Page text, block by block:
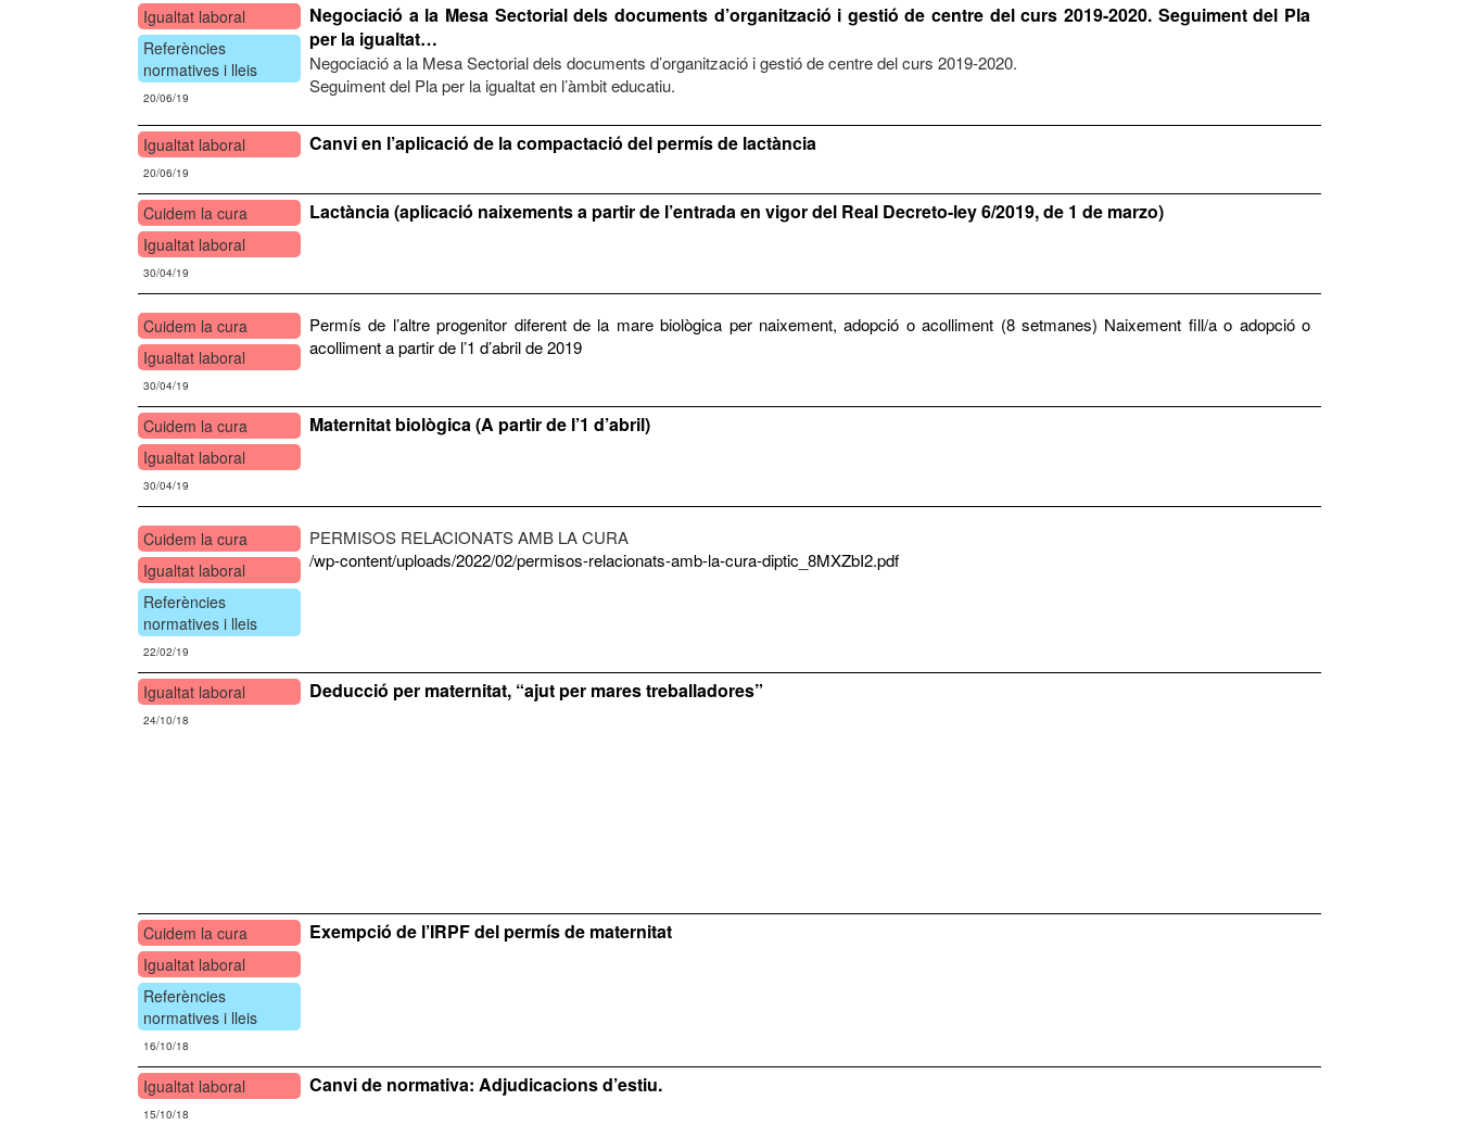
Igualtat laboral
Referències
normatives i lleis
20/06/19
Negociació a la Mesa Sectorial dels documents d’organització i gestió de centre del curs 2019-2020. Seguiment del Pla
per la igualtat…
Negociació a la Mesa Sectorial dels documents d’organització i gestió de centre del curs 2019-2020.
Seguiment del Pla per la igualtat en l’àmbit educatiu.
Igualtat laboral
20/06/19
Canvi en l’aplicació de la compactació del permís de lactància
Cuidem la cura
Igualtat laboral
30/04/19
Lactància (aplicació naixements a partir de l’entrada en vigor del Real Decreto-ley 6/2019, de 1 de marzo)
Cuidem la cura
Igualtat laboral
30/04/19
Permís de l’altre progenitor diferent de la mare biològica per naixement, adopció o acolliment (8 setmanes) Naixement fill/a o adopció o
acolliment a partir de l’1 d’abril de 2019
Cuidem la cura
Igualtat laboral
30/04/19
Maternitat biològica (A partir de l’1 d’abril)
Cuidem la cura
Igualtat laboral
Referències
normatives i lleis
22/02/19
PERMISOS RELACIONATS AMB LA CURA
/wp-content/uploads/2022/02/permisos-relacionats-amb-la-cura-diptic_8MXZbI2.pdf
Igualtat laboral
24/10/18
Deducció per maternitat, “ajut per mares treballadores”
Cuidem la cura
Igualtat laboral
Referències
normatives i lleis
16/10/18
Exempció de l’IRPF del permís de maternitat
Igualtat laboral
15/10/18
Canvi de normativa: Adjudicacions d’estiu.